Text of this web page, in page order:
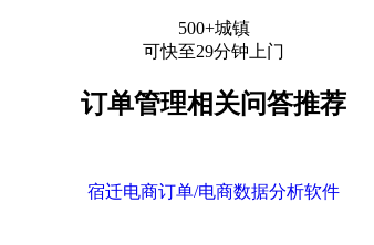
500+城镇
可快至29分钟上门
订单管理相关问答推荐
宿迁电商订单/电商数据分析软件